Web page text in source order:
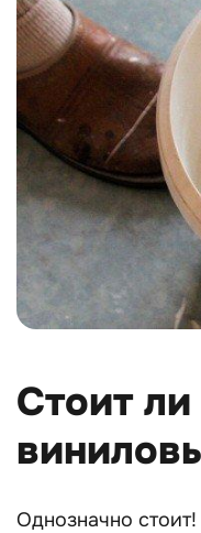
Стоит
Однозначно